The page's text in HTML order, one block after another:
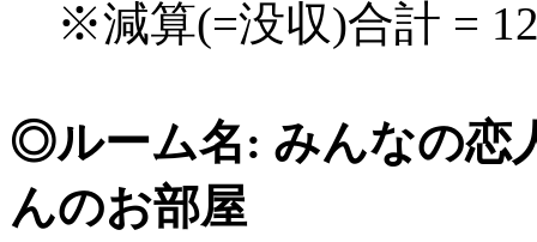
※減算(=没収)合計 =
◎ルーム名: みんなの
んのお部屋